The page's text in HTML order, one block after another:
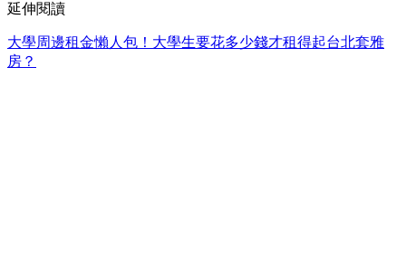
延伸閱讀
大學周邊租金懶人包！大學生要花多少錢才租得起台北套雅
房？